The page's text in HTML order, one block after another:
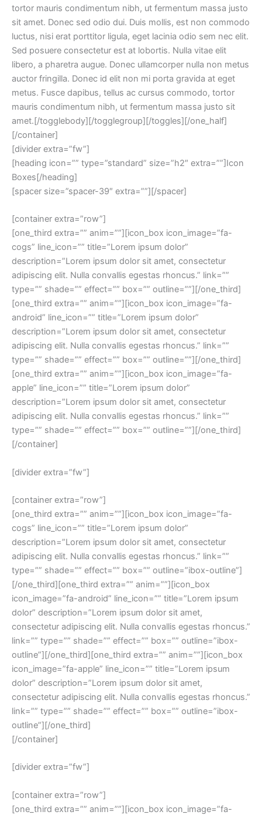
tortor mauris condimentum nibh, ut fermentum massa justo
sit amet. Donec sed odio dui. Duis mollis, est non commodo
luctus, nisi erat porttitor ligula, eget lacinia odio sem nec elit.
Sed posuere consectetur est at lobortis. Nulla vitae elit
libero, a pharetra augue. Donec ullamcorper nulla non metus
auctor fringilla. Donec id elit non mi porta gravida at eget
metus. Fusce dapibus, tellus ac cursus commodo, tortor
mauris condimentum nibh, ut fermentum massa justo sit
amet.[/togglebody][/togglegroup][/toggles][/one_half]
[/container]
[divider extra=”fw”]
[heading icon=”” type=”standard” size=”h2″ extra=””]Icon
Boxes[/heading]
[spacer size=”spacer-39″ extra=””][/spacer]
[container extra=”row”]
[one_third extra=”” anim=””][icon_box icon_image=”fa-
cogs” line_icon=”” title=”Lorem ipsum dolor”
description=”Lorem ipsum dolor sit amet, consectetur
adipiscing elit. Nulla convallis egestas rhoncus.” link=””
type=”” shade=”” effect=”” box=”” outline=””][/one_third]
[one_third extra=”” anim=””][icon_box icon_image=”fa-
android” line_icon=”” title=”Lorem ipsum dolor”
description=”Lorem ipsum dolor sit amet, consectetur
adipiscing elit. Nulla convallis egestas rhoncus.” link=””
type=”” shade=”” effect=”” box=”” outline=””][/one_third]
[one_third extra=”” anim=””][icon_box icon_image=”fa-
apple” line_icon=”” title=”Lorem ipsum dolor”
description=”Lorem ipsum dolor sit amet, consectetur
adipiscing elit. Nulla convallis egestas rhoncus.” link=””
type=”” shade=”” effect=”” box=”” outline=””][/one_third]
[/container]
[divider extra=”fw”]
[container extra=”row”]
[one_third extra=”” anim=””][icon_box icon_image=”fa-
cogs” line_icon=”” title=”Lorem ipsum dolor”
description=”Lorem ipsum dolor sit amet, consectetur
adipiscing elit. Nulla convallis egestas rhoncus.” link=””
type=”” shade=”” effect=”” box=”” outline=”ibox-outline”]
[/one_third][one_third extra=”” anim=””][icon_box
icon_image=”fa-android” line_icon=”” title=”Lorem ipsum
dolor” description=”Lorem ipsum dolor sit amet,
consectetur adipiscing elit. Nulla convallis egestas rhoncus.”
link=”” type=”” shade=”” effect=”” box=”” outline=”ibox-
outline”][/one_third][one_third extra=”” anim=””][icon_box
icon_image=”fa-apple” line_icon=”” title=”Lorem ipsum
dolor” description=”Lorem ipsum dolor sit amet,
consectetur adipiscing elit. Nulla convallis egestas rhoncus.”
link=”” type=”” shade=”” effect=”” box=”” outline=”ibox-
outline”][/one_third]
[/container]
[divider extra=”fw”]
[container extra=”row”]
[one_third extra=”” anim=””][icon_box icon_image=”fa-